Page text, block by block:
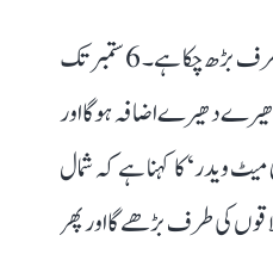
اس درمیان محکمہ موسمیات کا کہنا ہے کہ دہلی-این سی آر میں مانسون اب اپنے آخری مرحلے کی طرف بڑھ چکا ہے۔ 6 ستمبر تک
دھیرے اضافہ ہوگا اور
ویدر‘ کا کہنا ہے کہ شمال
اڈیشہ ہوتے ہوئے اندرونی علاقوں کی طرف بڑھے گا اور پھر